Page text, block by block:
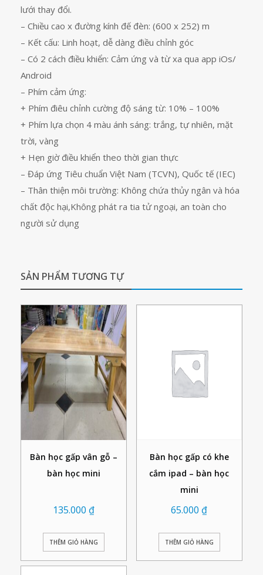
lưới thay đổi.
– Chiều cao x đường kính đế đèn: (600 x 252) m
– Kết cấu: Linh hoạt, dễ dàng điều chỉnh góc
– Có 2 cách điều khiển: Cảm ứng và từ xa qua app iOs/
Android
– Phím cảm ứng:
+ Phím điêu chỉnh cường độ sáng từ: 10% – 100%
+ Phím lựa chọn 4 màu ánh sáng: trắng, tự nhiên, mặt
trời, vàng
+ Hẹn giờ điều khiển theo thời gian thực
– Đáp ứng Tiêu chuẩn Việt Nam (TCVN), Quốc tế (IEC)
– Thân thiện môi trường: Không chứa thủy ngân và hóa
chất độc hại,Không phát ra tia tử ngoại, an toàn cho
người sử dụng
SẢN PHẨM TƯƠNG TỰ
Bàn học gấp vân gỗ –
bàn học mini
135.000 ₫
THÊM GIỎ HÀNG
Bàn học gấp có khe
cắm ipad – bàn học
mini
65.000 ₫
THÊM GIỎ HÀNG